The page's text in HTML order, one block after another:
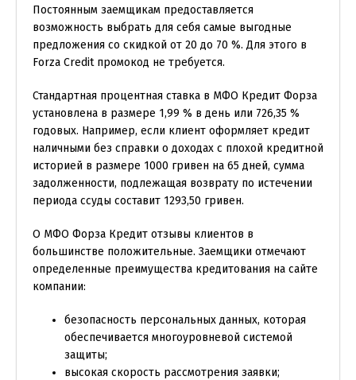
Постоянным заемщикам предоставляется
возможность выбрать для себя самые выгодные
предложения со скидкой от 20 до 70 %. Для этого в
Forza Credit промокод не требуется.
Стандартная процентная ставка в МФО Кредит Форза
установлена в размере 1,99 % в день или 726,35 %
годовых. Например, если клиент оформляет кредит
наличными без справки о доходах с плохой кредитной
историей в размере 1000 гривен на 65 дней, сумма
задолженности, подлежащая возврату по истечении
периода ссуды составит 1293,50 гривен.
О МФО Форза Кредит отзывы клиентов в
большинстве положительные. Заемщики отмечают
определенные преимущества кредитования на сайте
компании:
безопасность персональных данных, которая
обеспечивается многоуровневой системой
защиты;
высокая скорость рассмотрения заявки;